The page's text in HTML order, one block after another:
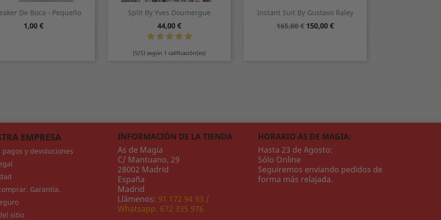
De Boca - Pequeño
Precio
1,00 €
Split By Yves Doumergue
Precio
44,00 €
(5/5) según 1 calificación(es)
Vista rápida
Instant Suit By Gustavo Raley
Precio
165,00 € Precio
150,00 €
EMPRESA
pagos y devoluciones
Garantía.
sitio
INFORMACIÓN DE LA TIENDA
As de Magia
C/ Mantuano, 29
28002 Madrid
España
Madrid
Llámenos: 91 172 94 93 /
Whatsapp: 672 335 976
HORARIO AS DE MAGIA:
Hasta 23 de Agosto:
Sólo Online
Seguiremos enviando pedidos de
forma más relajada.